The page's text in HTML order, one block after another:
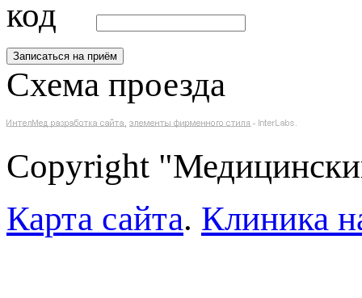
Схема проезда
Copyright
Карта сайта. Клиника